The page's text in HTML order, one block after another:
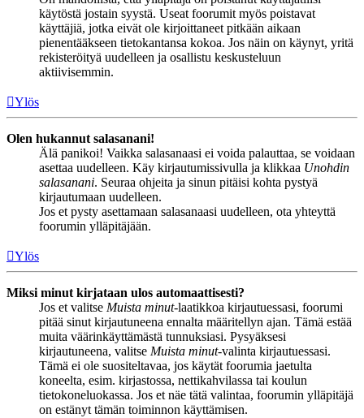
käytöstä jostain syystä. Useat foorumit myös poistavat
käyttäjiä, jotka eivät ole kirjoittaneet pitkään aikaan
pienentääkseen tietokantansa kokoa. Jos näin on käynyt, yritä
rekisteröityä uudelleen ja osallistu keskusteluun
aktiivisemmin.
Ylös
Olen hukannut salasanani!
Älä panikoi! Vaikka salasanaasi ei voida palauttaa, se voidaan
asettaa uudelleen. Käy kirjautumissivulla ja klikkaa Unohdin
salasanani. Seuraa ohjeita ja sinun pitäisi kohta pystyä
kirjautumaan uudelleen.
Jos et pysty asettamaan salasanaasi uudelleen, ota yhteyttä
foorumin ylläpitäjään.
Ylös
Miksi minut kirjataan ulos automaattisesti?
Jos et valitse Muista minut-laatikkoa kirjautuessasi, foorumi
pitää sinut kirjautuneena ennalta määritellyn ajan. Tämä estää
muita väärinkäyttämästä tunnuksiasi. Pysyäksesi
kirjautuneena, valitse Muista minut-valinta kirjautuessasi.
Tämä ei ole suositeltavaa, jos käytät foorumia jaetulta
koneelta, esim. kirjastossa, nettikahvilassa tai koulun
tietokoneluokassa. Jos et näe tätä valintaa, foorumin ylläpitäjä
on estänyt tämän toiminnon käyttämisen.